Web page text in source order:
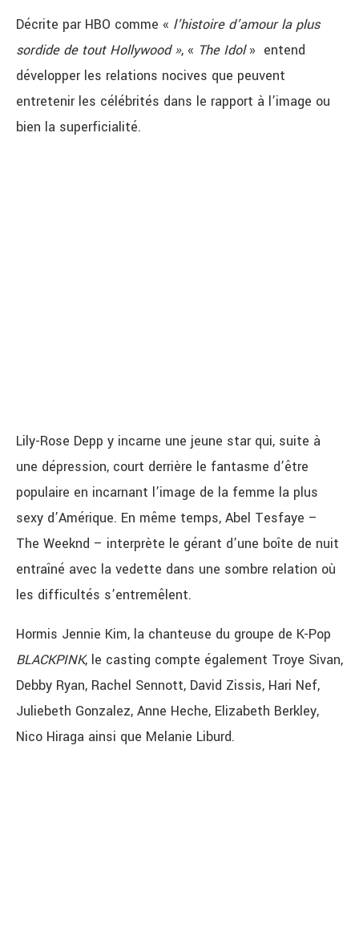
Décrite par HBO comme « l’histoire d’amour la plus
sordide de tout Hollywood », « The Idol» entend
développer les relations nocives que peuvent
entretenir les célébrités dans le rapport à l’image ou
bien la superficialité.
Lily-Rose Depp y incarne une jeune star qui, suite à
une dépression, court derrière le fantasme d’être
populaire en incarnant l’image de la femme la plus
sexy d’Amérique. En même temps, Abel Tesfaye –
The Weeknd – interprète le gérant d’une boîte de nuit
entraîné avec la vedette dans une sombre relation où
les difficultés s’entremêlent.
Hormis Jennie Kim, la chanteuse du groupe de K-Pop
BLACKPINK, le casting compte également Troye Sivan,
Debby Ryan, Rachel Sennott, David Zissis, Hari Nef,
Juliebeth Gonzalez, Anne Heche, Elizabeth Berkley,
Nico Hiraga ainsi que Melanie Liburd.